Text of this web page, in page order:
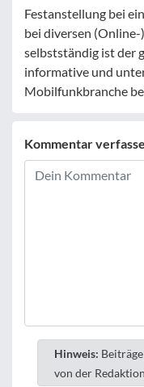
Festanstellung bei
bei diversen
selbstständig ist der
informative und
Mobilfunkbranche
Kommentar
Hinweis:
von der